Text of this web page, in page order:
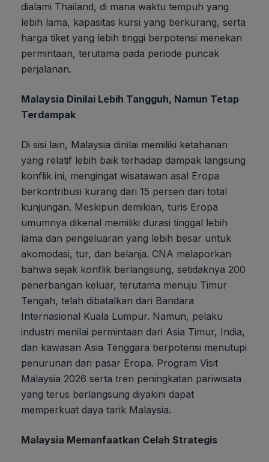
dialami Thailand, di mana waktu tempuh yang
lebih lama, kapasitas kursi yang berkurang, serta
harga tiket yang lebih tinggi berpotensi menekan
permintaan, terutama pada periode puncak
perjalanan.
Malaysia Dinilai Lebih Tangguh, Namun Tetap
Terdampak
Di sisi lain, Malaysia dinilai memiliki ketahanan
yang relatif lebih baik terhadap dampak langsung
konflik ini, mengingat wisatawan asal Eropa
berkontribusi kurang dari 15 persen dari total
kunjungan. Meskipun demikian, turis Eropa
umumnya dikenal memiliki durasi tinggal lebih
lama dan pengeluaran yang lebih besar untuk
akomodasi, tur, dan belanja. CNA melaporkan
bahwa sejak konflik berlangsung, setidaknya 200
penerbangan keluar, terutama menuju Timur
Tengah, telah dibatalkan dari Bandara
Internasional Kuala Lumpur. Namun, pelaku
industri menilai permintaan dari Asia Timur, India,
dan kawasan Asia Tenggara berpotensi menutupi
penurunan dari pasar Eropa. Program Visit
Malaysia 2026 serta tren peningkatan pariwisata
yang terus berlangsung diyakini dapat
memperkuat daya tarik Malaysia.
Malaysia Memanfaatkan Celah Strategis